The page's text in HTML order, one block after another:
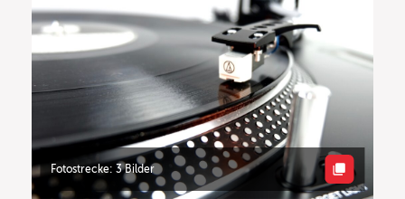
Fotostrecke: 3 Bilder